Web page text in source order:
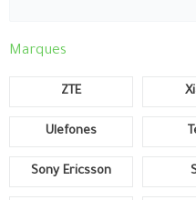
Marques
ZTE
Ulefones
Sony Ericsson